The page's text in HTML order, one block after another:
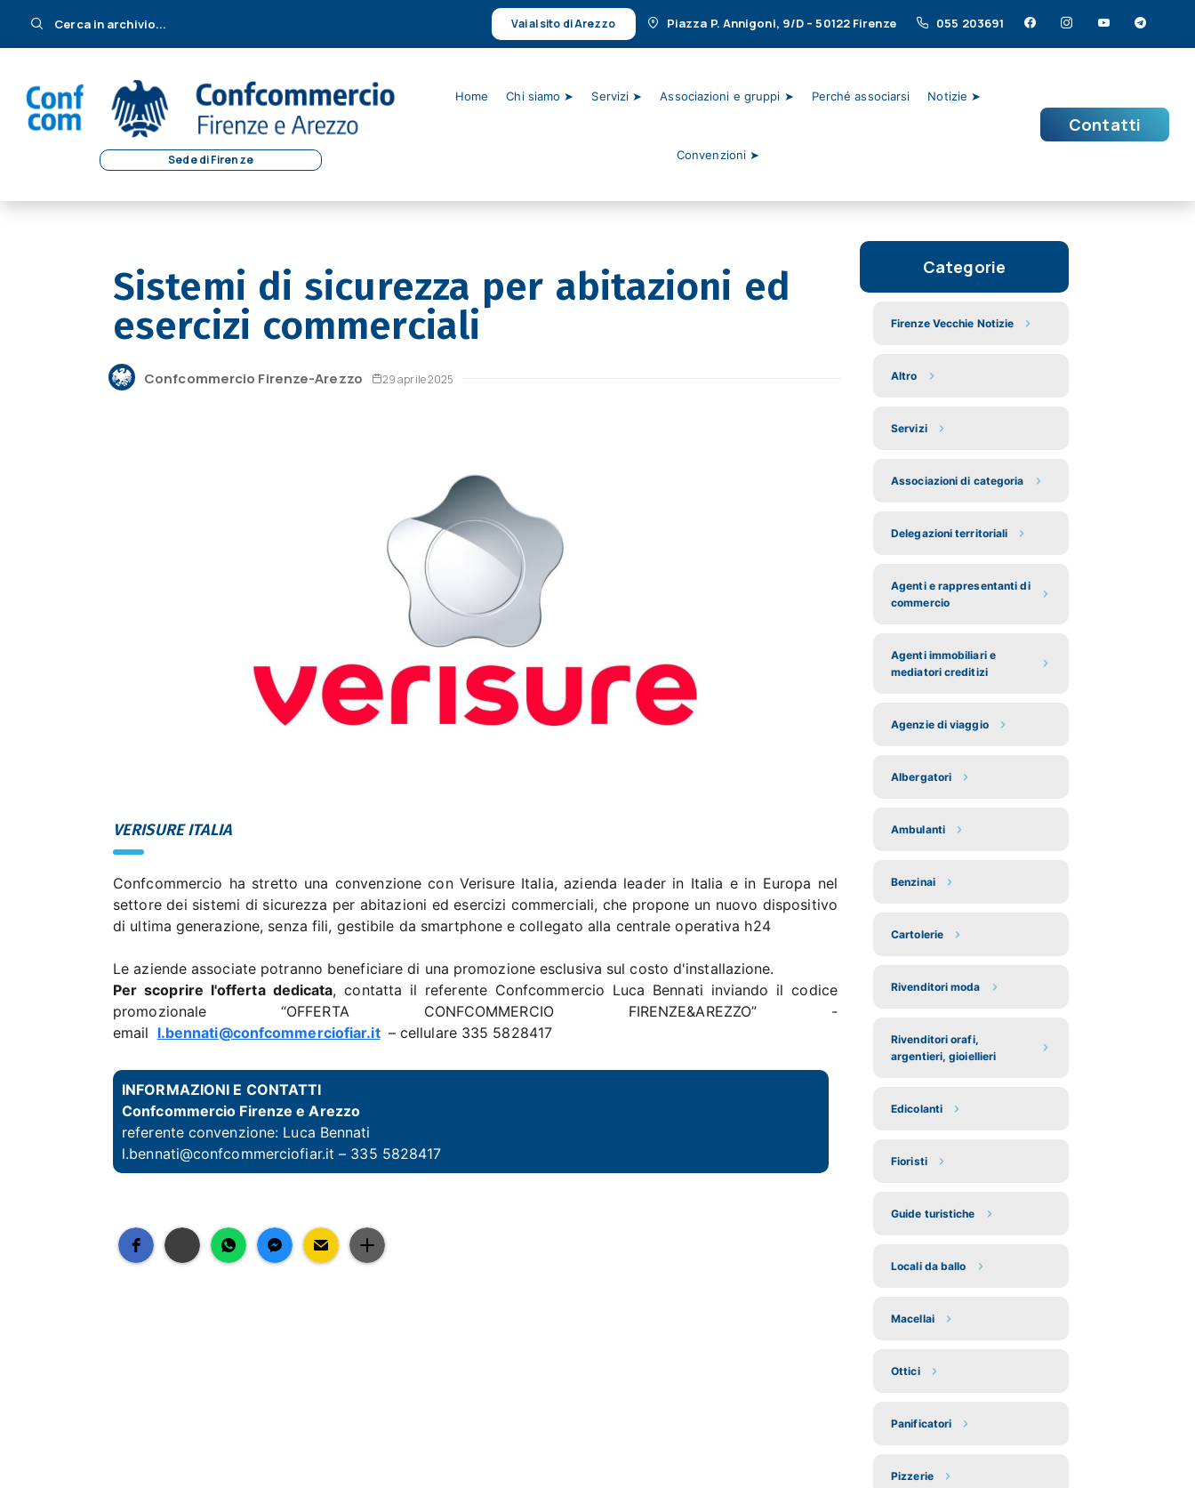
Cerca in archivio... Vai al sito di Arezzo Piazza P. Annigoni, 9/D – 50122 Firenze 055 203691
Sede di Firenze
Home Chi siamo ➤ Servizi ➤ Associazioni e gruppi ➤ Perché associarsi Notizie ➤
Convenzioni ➤
Contatti
Sistemi di sicurezza per abitazioni ed
esercizi commerciali
Confcommercio Firenze-Arezzo 29 aprile 2025
VERISURE ITALIA
Confcommercio ha stretto una convenzione con Verisure Italia, azienda leader in Italia e in Europa nel
settore dei sistemi di sicurezza per abitazioni ed esercizi commerciali, che propone un nuovo dispositivo
di ultima generazione, senza fili, gestibile da smartphone e collegato alla centrale operativa h24
Le aziende associate potranno beneficiare di una promozione esclusiva sul costo d'installazione.
Per scoprire l'offerta dedicata, contatta il referente Confcommercio Luca Bennati inviando il codice
promozionale “OFFERTA CONFCOMMERCIO FIRENZE&AREZZO” -
email l.bennati@confcommerciofiar.it – cellulare 335 5828417
INFORMAZIONI E CONTATTI
Confcommercio Firenze e Arezzo
referente convenzione: Luca Bennati
l.bennati@confcommerciofiar.it – 335 5828417
Categorie
Firenze Vecchie Notizie
Altro
Servizi
Associazioni di categoria
Delegazioni territoriali
Agenti e rappresentanti di
commercio
Agenti immobiliari e
mediatori creditizi
Agenzie di viaggio
Albergatori
Ambulanti
Benzinai
Cartolerie
Rivenditori moda
Rivenditori orafi,
argentieri, gioiellieri
Edicolanti
Fioristi
Guide turistiche
Locali da ballo
Macellai
Ottici
Panificatori
Pizzerie